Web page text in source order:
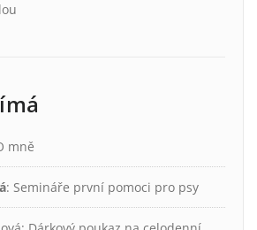
mně
: Semináře první pomoci pro psy